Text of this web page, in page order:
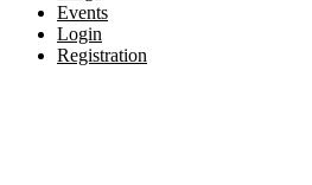
Events
Login
Registration